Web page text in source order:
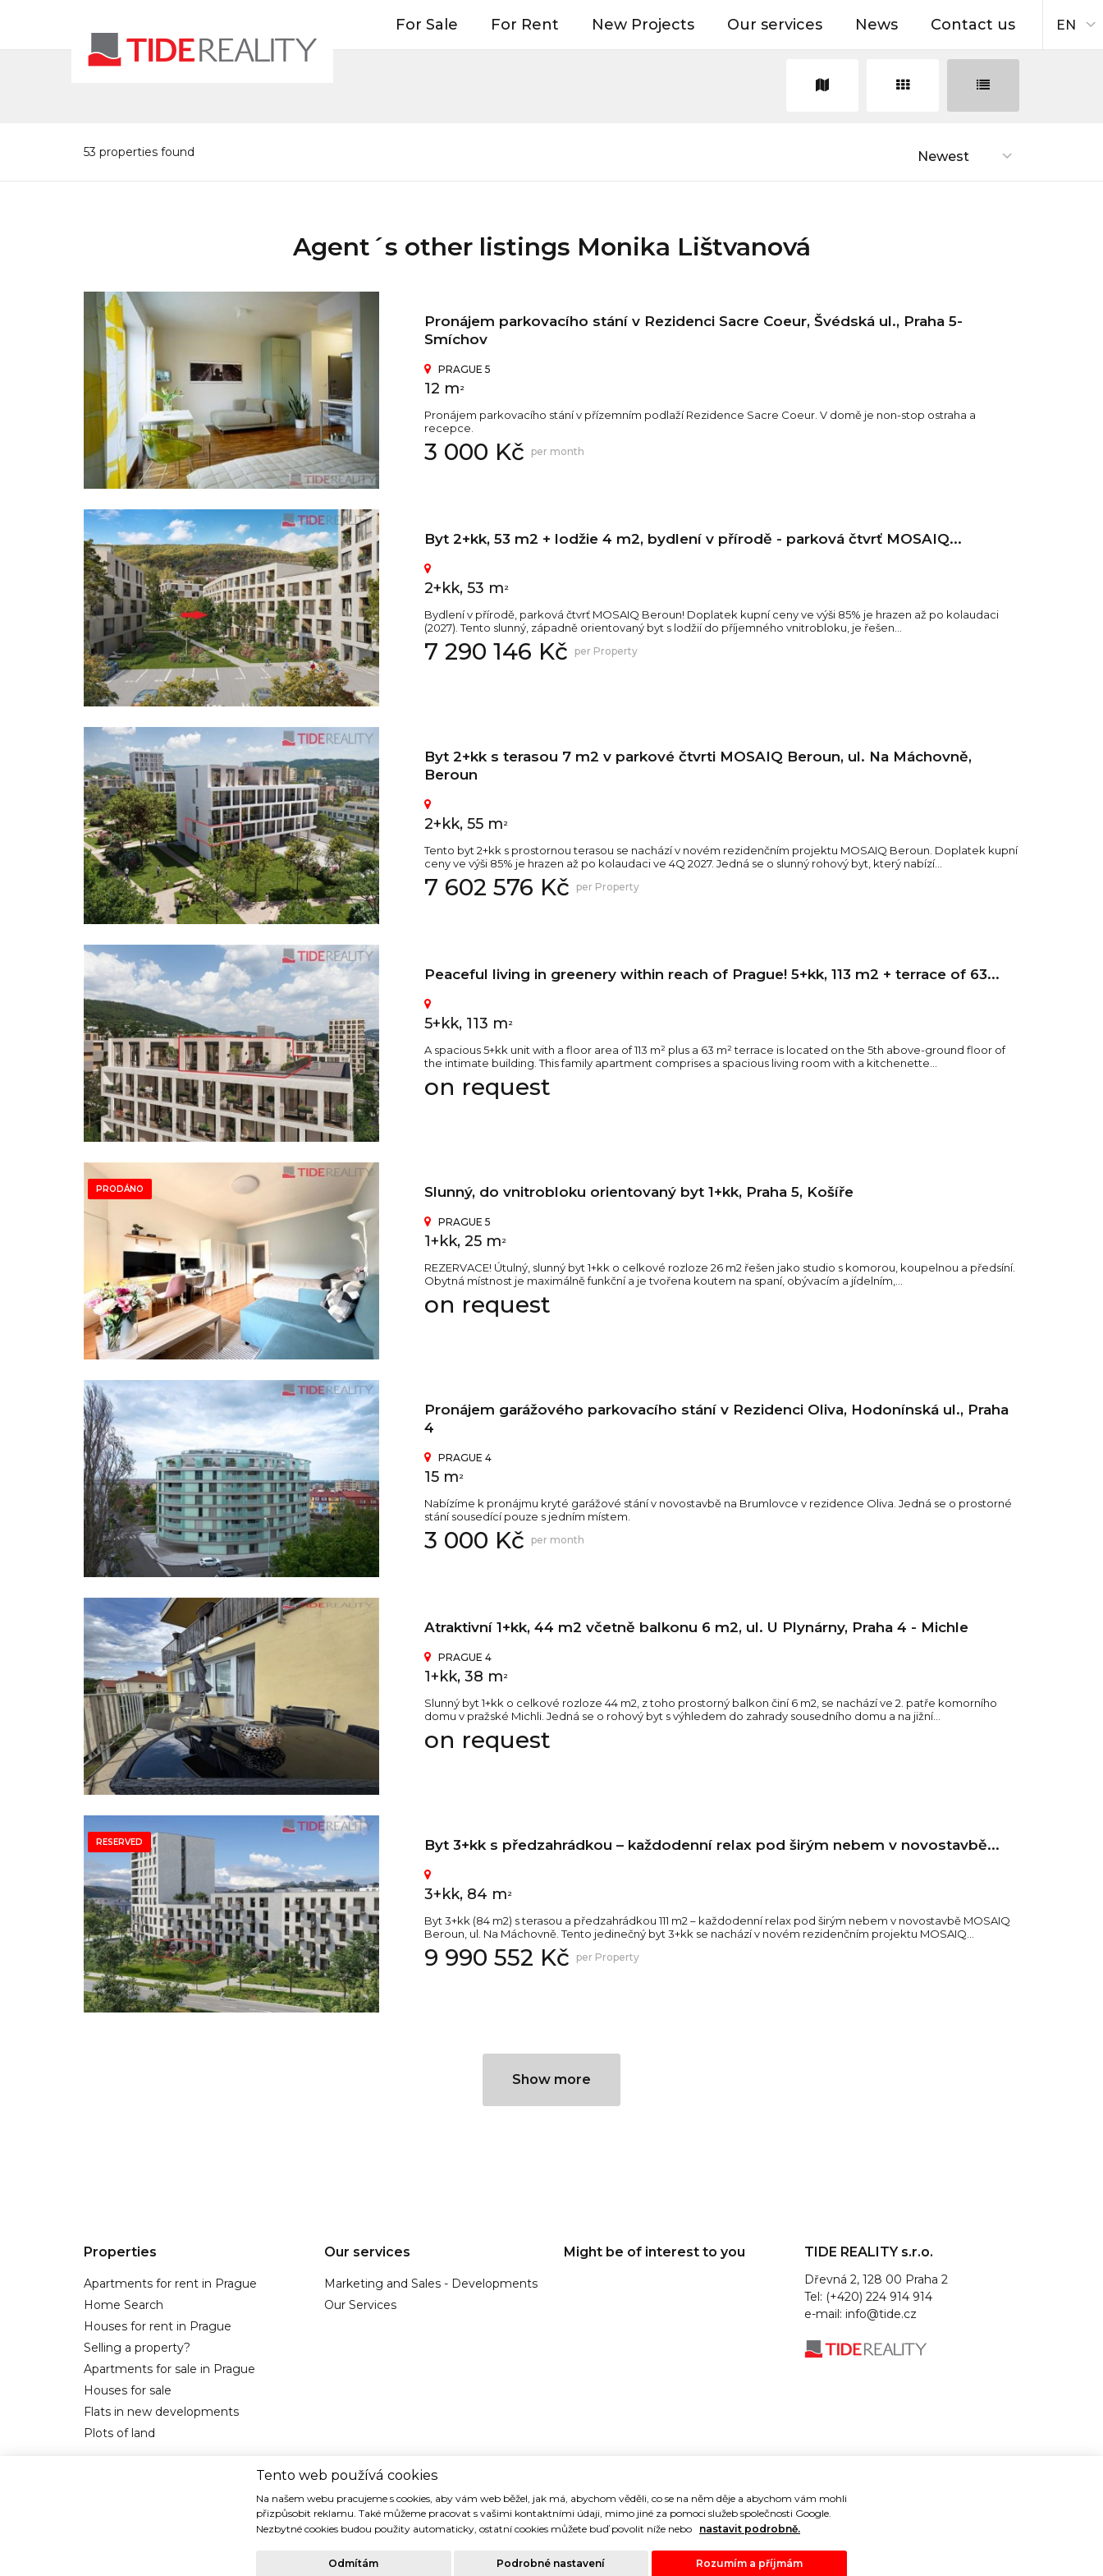
For Sale For Rent New Projects Our services News Contact us EN
53 properties found Newest
Agent´s other listings Monika Lištvanová
Pronájem parkovacího stání v Rezidenci Sacre Coeur, Švédská ul., Praha 5-
Smíchov
PRAGUE 5
12 m 2
Pronájem parkovacího stání v přízemním podlaží Rezidence Sacre Coeur. V domě je non-stop ostraha a
recepce.
3 000 Kč per month
Byt 2+kk, 53 m2 + lodžie 4 m2, bydlení v přírodě - parková čtvrť MOSAIQ...
2+kk, 53 m 2
Bydlení v přírodě, parková čtvrť MOSAIQ Beroun! Doplatek kupní ceny ve výši 85% je hrazen až po kolaudaci
(2027). Tento slunný, západně orientovaný byt s lodžií do příjemného vnitrobloku, je řešen...
7 290 146 Kč per Property
Byt 2+kk s terasou 7 m2 v parkové čtvrti MOSAIQ Beroun, ul. Na Máchovně,
Beroun
2+kk, 55 m 2
Tento byt 2+kk s prostornou terasou se nachází v novém rezidenčním projektu MOSAIQ Beroun. Doplatek kupní
ceny ve výši 85% je hrazen až po kolaudaci ve 4Q 2027. Jedná se o slunný rohový byt, který nabízí...
7 602 576 Kč per Property
Peaceful living in greenery within reach of Prague! 5+kk, 113 m2 + terrace of 63...
5+kk, 113 m 2
A spacious 5+kk unit with a floor area of 113 m² plus a 63 m² terrace is located on the 5th above-ground floor of
the intimate building. This family apartment comprises a spacious living room with a kitchenette...
on request
PRODÁNO Slunný, do vnitrobloku orientovaný byt 1+kk, Praha 5, Košíře
PRAGUE 5
1+kk, 25 m 2
REZERVACE! Útulný, slunný byt 1+kk o celkové rozloze 26 m2 řešen jako studio s komorou, koupelnou a předsíní.
Obytná místnost je maximálně funkční a je tvořena koutem na spaní, obývacím a jídelním,...
on request
Pronájem garážového parkovacího stání v Rezidenci Oliva, Hodonínská ul., Praha
4
PRAGUE 4
15 m 2
Nabízíme k pronájmu kryté garážové stání v novostavbě na Brumlovce v rezidence Oliva. Jedná se o prostorné
stání sousedící pouze s jedním místem.
3 000 Kč per month
Atraktivní 1+kk, 44 m2 včetně balkonu 6 m2, ul. U Plynárny, Praha 4 - Michle
PRAGUE 4
1+kk, 38 m 2
Slunný byt 1+kk o celkové rozloze 44 m2, z toho prostorný balkon činí 6 m2, se nachází ve 2. patře komorního
domu v pražské Michli. Jedná se o rohový byt s výhledem do zahrady sousedního domu a na jižní...
on request
RESERVED Byt 3+kk s předzahrádkou – každodenní relax pod širým nebem v novostavbě...
3+kk, 84 m 2
Byt 3+kk (84 m2) s terasou a předzahrádkou 111 m2 – každodenní relax pod širým nebem v novostavbě MOSAIQ
Beroun, ul. Na Máchovně. Tento jedinečný byt 3+kk se nachází v novém rezidenčním projektu MOSAIQ...
9 990 552 Kč per Property
Show more
Properties
Apartments for rent in Prague
Home Search
Houses for rent in Prague
Selling a property?
Apartments for sale in Prague
Houses for sale
Flats in new developments
Plots of land
Our services
Marketing and Sales - Developments
Our Services
Might be of interest to you TIDE REALITY s.r.o.
Dřevná 2, 128 00 Praha 2
Tel: (+420) 224 914 914
e-mail: info@tide.cz
Tento web používá cookies
Na našem webu pracujeme s cookies, aby vám web běžel, jak má, abychom věděli, co se na něm děje a abychom vám mohli
přizpůsobit reklamu. Také můžeme pracovat s vašimi kontaktními údaji, mimo jiné za pomoci služeb společnosti Google.
Nezbytné cookies budou použity automaticky, ostatní cookies můžete buď povolit níže nebo
nastavit podrobně.
Odmítám Podrobné nastavení Rozumím a příjmám